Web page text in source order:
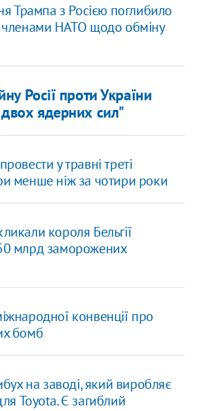
Трампа з Росією поглибило
членами НАТО щодо обміну
Росії проти України
ядерних сил"
у травні треті
менше ніж за чотири роки
короля Бельгії
млрд заморожених
конвенції про
бомб
на заводі, який виробляє
Toyota. Є загиблий